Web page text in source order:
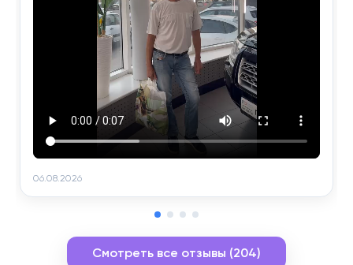
06.08.2026
Смотреть все отзывы (204)